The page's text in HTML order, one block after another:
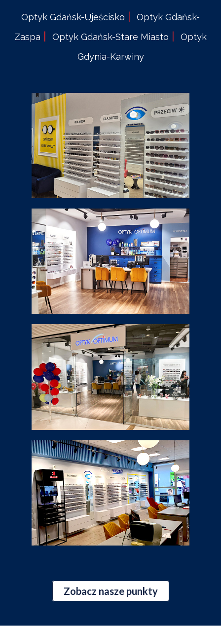
Optyk Gdańsk-Ujeścisko |
Optyk Gdańsk-
Zaspa | Optyk Gdańsk-Stare Miasto |
Optyk
Gdynia-Karwiny
Zobacz nasze punkty